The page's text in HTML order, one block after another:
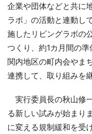
企業や団体などと共に
ラボ」の活動と連動し
施したリビングラボの
つくり、約1カ月間の準
関内地区の町内会やま
連携して、取り組みを
実行委員長の秋山修
る新しい試みが始まり
に変える規制緩和を受